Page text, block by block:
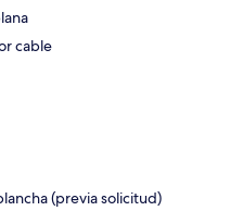
cable
(previa solicitud)